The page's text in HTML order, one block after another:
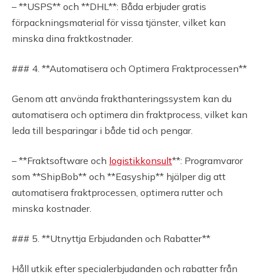
– **USPS** och **DHL**: Båda erbjuder gratis
förpackningsmaterial för vissa tjänster, vilket kan
minska dina fraktkostnader.
### 4. **Automatisera och Optimera Fraktprocessen**
Genom att använda frakthanteringssystem kan du
automatisera och optimera din fraktprocess, vilket kan
leda till besparingar i både tid och pengar.
– **Fraktsoftware och logistikkonsult**: Programvaror
som **ShipBob** och **Easyship** hjälper dig att
automatisera fraktprocessen, optimera rutter och
minska kostnader.
### 5. **Utnyttja Erbjudanden och Rabatter**
Håll utkik efter specialerbjudanden och rabatter från